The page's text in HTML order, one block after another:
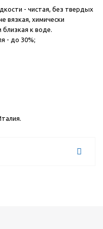
- чистая, без твердых
вязкая, химически
близкая к воде.
- до 30%;